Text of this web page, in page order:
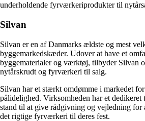
underholdende fyrværkeriprodukter til
Silvan
Silvan er en af Danmarks ældste og mest
byggemarkedskæder. Udover at have et
byggematerialer og værktøj, tilbyder Silvan
nytårskrudt og fyrværkeri til salg.
Silvan har et stærkt omdømme i markedet
pålidelighed. Virksomheden har et dedikeret
stand til at give rådgivning og vejledning for
det rigtige fyrværkeri til deres fest.